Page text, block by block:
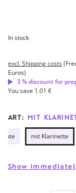
In stock
excl. Shipping costs
Euros)
3 % discount for
You save 1.01 €
ART: MIT
mit Klarinette
Show